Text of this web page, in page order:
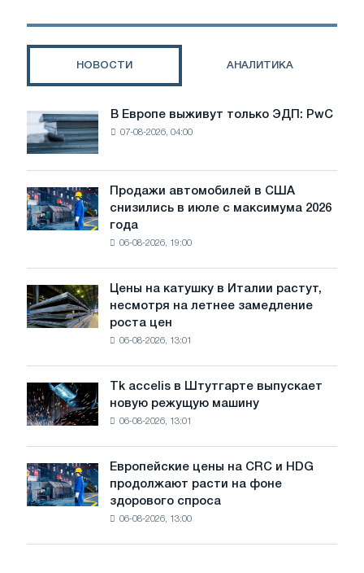
прозрачность
НОВОСТИ АНАЛИТИКА
Европе
выживут
только
ЭДП:
PwC
В Европе выживут только ЭДП: PwC
07-08-2026, 04:00
Продажи
автомобилей
в
июле
с
года
Продажи автомобилей в США
снизились в июле с максимума 2026
года
06-08-2026, 19:00
Цены
на
катушку
несмотря
на
замедление
роста
цен
Цены на катушку в Италии растут,
несмотря на летнее замедление
роста цен
06-08-2026, 13:01
Tk
accelis
в
новую
режущую
Tk accelis в Штутгарте выпускает
новую режущую машину
06-08-2026, 13:01
Европейские
цены
на
Европейские цены на CRC и HDG
продолжают расти на фоне
здорового спроса
06-08-2026, 13:00